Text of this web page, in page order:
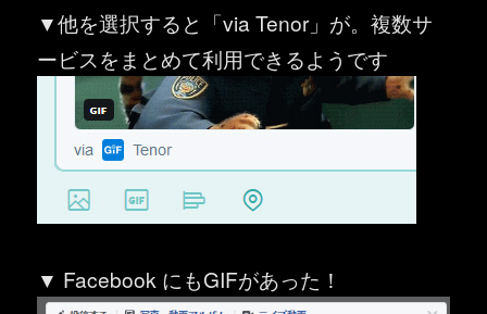
▼他を選択すると「via Tenor」が。複数サ
ービスをまとめて利用できるようです
▼ Facebook にもGIFがあった！